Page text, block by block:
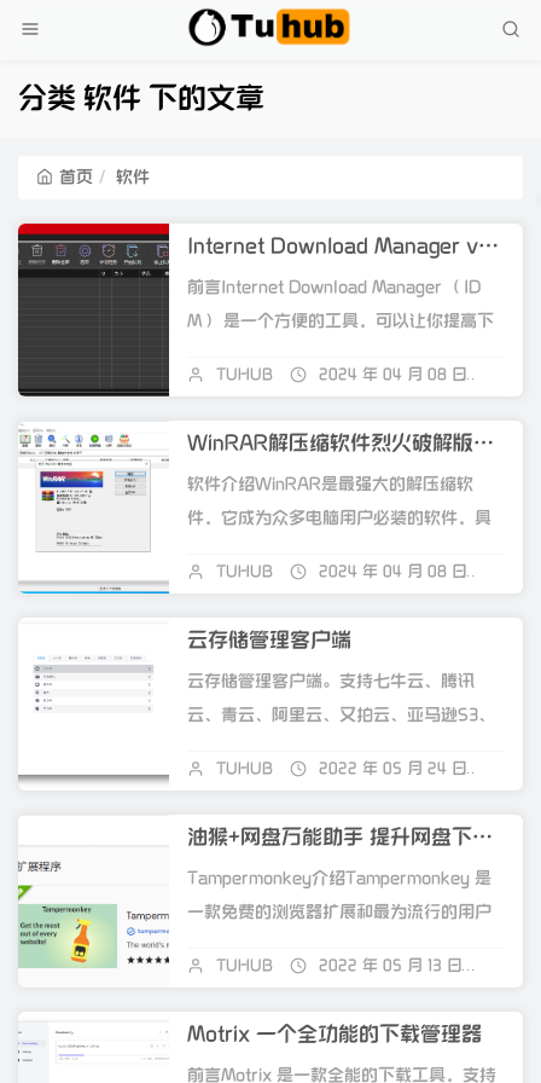
分类 软件 下的文章
首页 软件
Internet Download Manager v6.40 Build 11 Final
前言Internet Download Manager （ID
M） 是一个方便的工具，可以让你提高下
TUHUB 2024 年 04 月 08 日
WinRAR解压缩软件烈火破解版v7.00 Bate2汉化版
软件介绍WinRAR是最强大的解压缩软
件，它成为众多电脑用户必装的软件，具
TUHUB 2024 年 04 月 08 日
云存储管理客户端
云存储管理客户端。支持七牛云、腾讯
云、青云、阿里云、又拍云、亚马逊S3、
TUHUB 2022 年 05 月 24 日
油猴+网盘万能助手 提升网盘下载限速
Tampermonkey介绍Tampermonkey 是
一款免费的浏览器扩展和最为流行的用户
TUHUB 2022 年 05 月 13 日
Motrix 一个全功能的下载管理器
前言Motrix 是一款全能的下载工具，支持